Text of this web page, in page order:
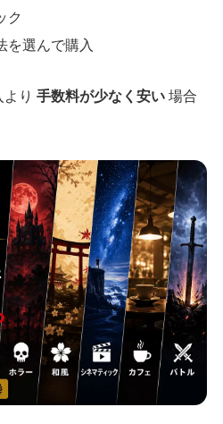
ク
を選んで購入
より手数料が少なく安い 場合